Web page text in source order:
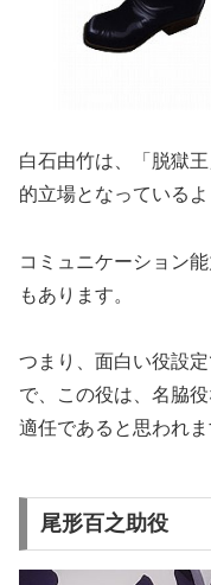
白石由竹は、「脱獄
的立場となっているよ
コミュニケーション
もあります。
つまり、面白い役設
で、この役は、名脇
適任であると思われま
尾形百之助役